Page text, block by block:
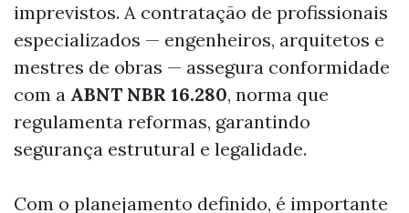
imprevistos. A contratação de profissionais
especializados — engenheiros, arquitetos e
mestres de obras — assegura conformidade
com a ABNT NBR 16.280, norma que
regulamenta reformas, garantindo
segurança estrutural e legalidade.
Com o planejamento definido, é importante